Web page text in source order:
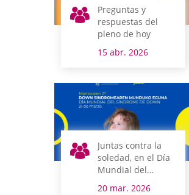
Preguntas y
respuestas del
pleno de hoy
15 abr. 2026
Juntas contra la
soledad, en el Día
Mundial del
20 mar. 2026